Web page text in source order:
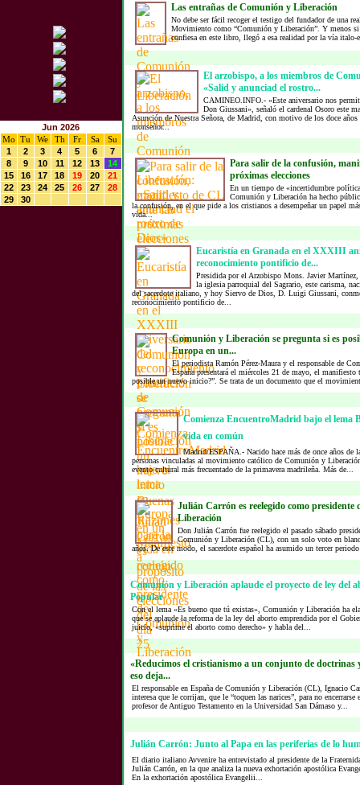
Jun 2026
Mo
Tu We Th Fr Sa
Su
1
2 3 4 5 6
7
8
9 10 11 12 13
14
15
16 17 18 19 20
21
22
23 24 25 26 27
28
29
30
Las entrañas de Comunión y Liberación
No debe ser fácil recoger el testigo del fundador de una
Movimiento como “Comunión y Liberación”. Y menos
confiesa en este libro, llegó a esa realidad por la vía italo-
El arzobispo, a los miembros de
«Salid y anunciad el rostro...
CAMINEO.INFO.- «Este aniversario nos
Don Giussani», señaló el cardenal Osoro este
Asunción de Nuestra Señora, de Madrid, con motivo de los doce
monseñor...
Para salir de la confusión,
próximas elecciones
En un tiempo de «incertidumbre
Comunión y Liberación ha hecho
la confusión, en el que pide a los cristianos a desempeñar un papel
vida...
Eucaristía en Granada en el XXXIII
reconocimiento pontificio de...
Presidida por el Arzobispo Mons. Javier Martínez,
la iglesia parroquial del Sagrario, este carisma,
del sacerdote italiano, y hoy Siervo de Dios, D. Luigi Giussani,
reconocimiento pontificio de...
Comunión y Liberación se pregunta si es
Europa en un...
El periodista Ramón Pérez-Maura y el responsable de
España presentará el miércoles 21 de mayo, el
posible un nuevo inicio?”. Se trata de un documento que el
Comienza EncuentroMadrid bajo el lema
vida en común
Madrid/ESPAÑA.- Nacido hace más de once años de
personas vinculadas al movimiento católico de Comunión y
evento cultural más frecuentado de la primavera madrileña. Más de...
Julián Carrón es reelegido como presidente
Liberación
Don Julián Carrón fue reelegido el pasado sábado
Comunión y Liberación (CL), con un solo voto en
años. De este modo, el sacerdote español ha asumido un tercer
Comunión y Liberación aplaude el proyecto de ley del
Popular
Con el lema «Es bueno que tú existas», Comunión y Liberación ha
que se aplaude la reforma de la ley del aborto emprendida por el
juicio, «suprime el aborto como derecho» y habla del...
«Reducimos el cristianismo a un conjunto de doctrinas
eso deja...
El responsable en España de Comunión y Liberación (CL), Ignacio
interesa que le corrijan, que le “toquen las narices”, para no encerrarse
profesor de Antiguo Testamento en la Universidad San Dámaso y...
Julián Carrón: Junto al Papa en las periferias de lo
El diario italiano Avvenire ha entrevistado al presidente de la
Julián Carrón, en la que analiza la nueva exhortación apostólica
En la exhortación apostólica Evangelii...